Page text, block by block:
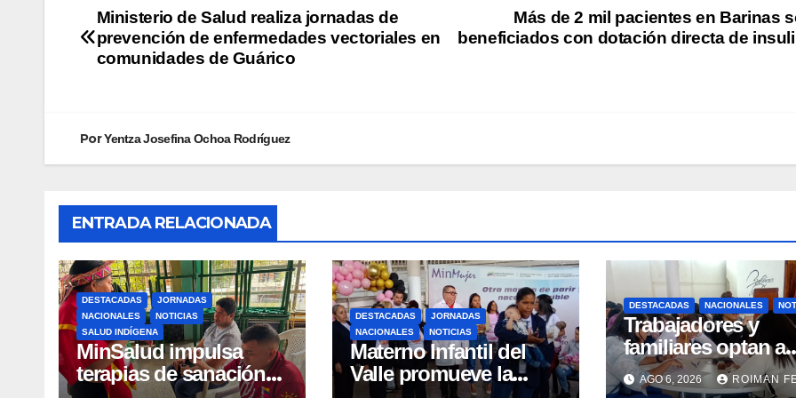
Más de 2 mil pacientes en Barinas
beneficiados con dotación directa de
Ministerio de Salud realiza jornadas de
prevención de enfermedades vectoriales en
comunidades de Guárico
PorYentza Josefina Ochoa Rodríguez
ENTRADA RELACIONADA
DESTACADAS
JORNADAS
NACIONALES
NOTICIAS
SALUD INDÍGENA
MinSalud impulsa
terapias de sanación
DESTACADAS
JORNADAS
NACIONALES
NOTICIAS
Materno Infantil del
Valle promueve la
DESTACADAS NACIONALES
Trabajadores y
familiares optan a
carreras
mediante
AGO 6, 2026 ROIMAN